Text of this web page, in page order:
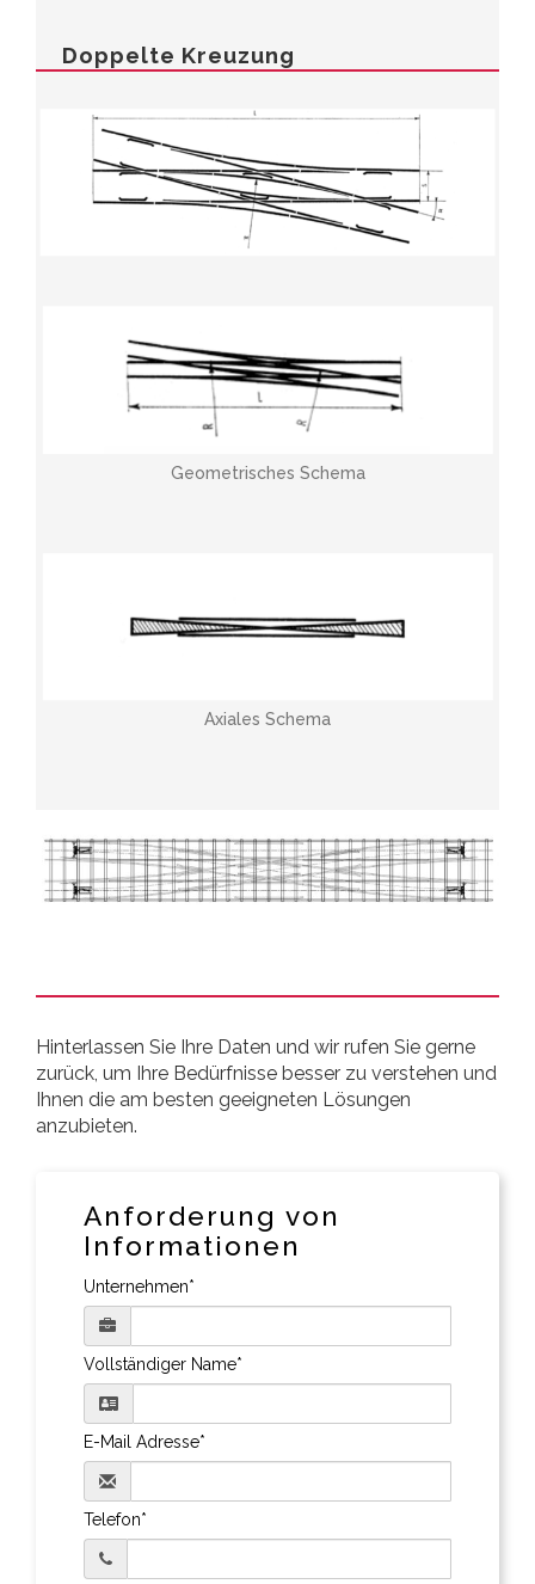
Doppelte Kreuzung
Geometrisches Schema
Axiales Schema
Hinterlassen Sie Ihre Daten und wir rufen Sie gerne
zurück, um Ihre Bedürfnisse besser zu verstehen und
Ihnen die am besten geeigneten Lösungen
anzubieten.
Anforderung von
Informationen
Unternehmen*
Vollständiger Name*
E-Mail Adresse*
Telefon*